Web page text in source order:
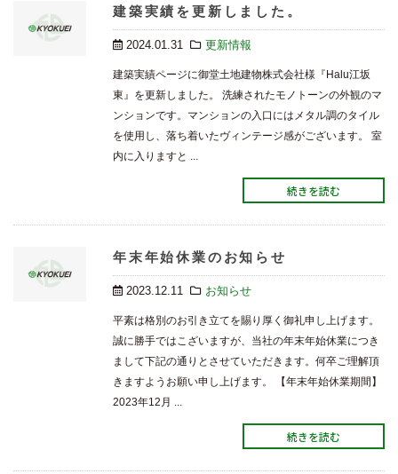
建築実績を更新しました。
2024.01.31 更新情報
建築実績ページに御堂土地建物株式会社様『Halu江坂
東』を更新しました。 洗練されたモノトーンの外観のマ
ンションです。マンションの入口にはメタル調のタイル
を使用し、落ち着いたヴィンテージ感がございます。 室
内に入りますと ...
続きを読む
年末年始休業のお知らせ
2023.12.11 お知らせ
平素は格別のお引き立てを賜り厚く御礼申し上げます。
誠に勝手ではこざいますが、当社の年末年始休業につき
まして下記の通りとさせていただきます。何卒ご理解頂
きますようお願い申し上げます。 【年末年始休業期間】
2023年12月 ...
続きを読む